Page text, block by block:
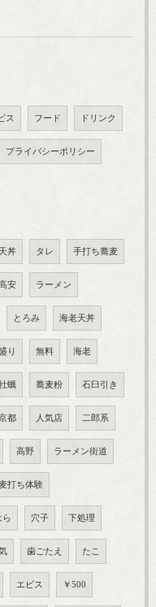
ス フード ドリンク
プライバシーポリシー
天丼 タレ 手打ち蕎麦
高安 ラーメン
とろみ 海老天丼
り 無料 海老
蠣 蕎麦粉 石臼引き
京都 人気店 二郎系
高野 ラーメン街道
打ち体験
ら 穴子 下処理
歯ごたえ たこ
エビス ￥500